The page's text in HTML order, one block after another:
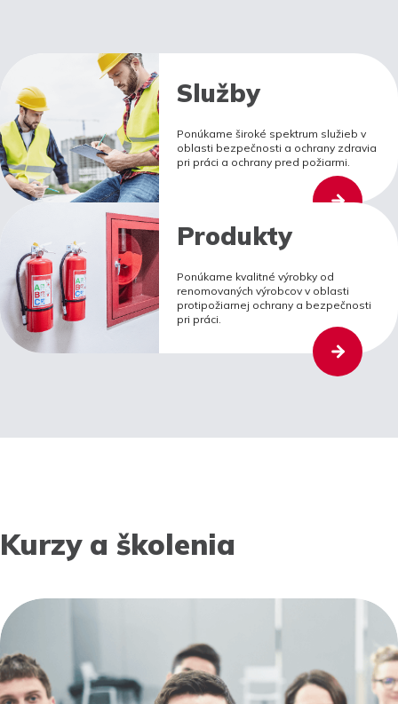
Služby
Ponúkame široké spektrum služieb v
oblasti bezpečnosti a ochrany zdravia
pri práci a ochrany pred požiarmi.
Produkty
Ponúkame kvalitné výrobky od
renomovaných výrobcov v oblasti
protipožiarnej ochrany a bezpečnosti
pri práci.
Kurzy a školenia